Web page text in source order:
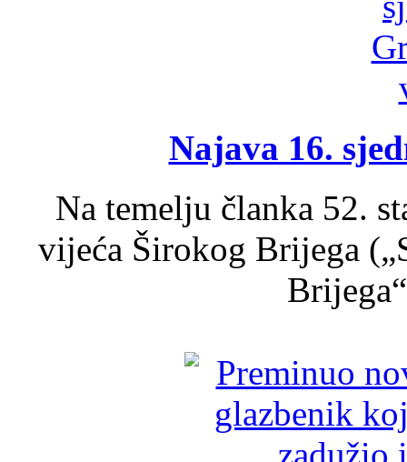
Najava 16.
Na temelju članka 52.
vijeća Širokog Brijega